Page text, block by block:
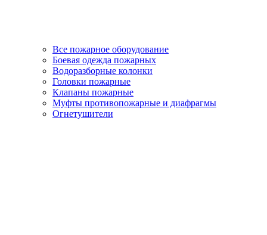
Все пожарное оборудование
Боевая одежда пожарных
Водоразборные колонки
Головки пожарные
Клапаны пожарные
Муфты противопожарные и диафрагмы
Огнетушители